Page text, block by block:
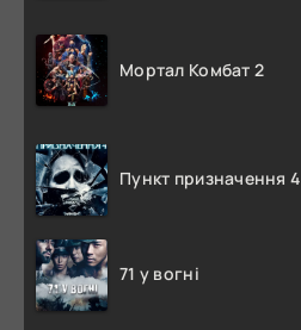
Мортал Комбат 2
Пункт призначення 4
71 у вогні